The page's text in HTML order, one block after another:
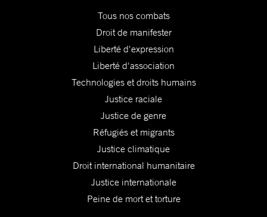
Tous nos combats
Droit de manifester
Liberté d'expression
Liberté d'association
Technologies et droits humains
Justice raciale
Justice de genre
Réfugiés et migrants
Justice climatique
Droit international humanitaire
Justice internationale
Peine de mort et torture